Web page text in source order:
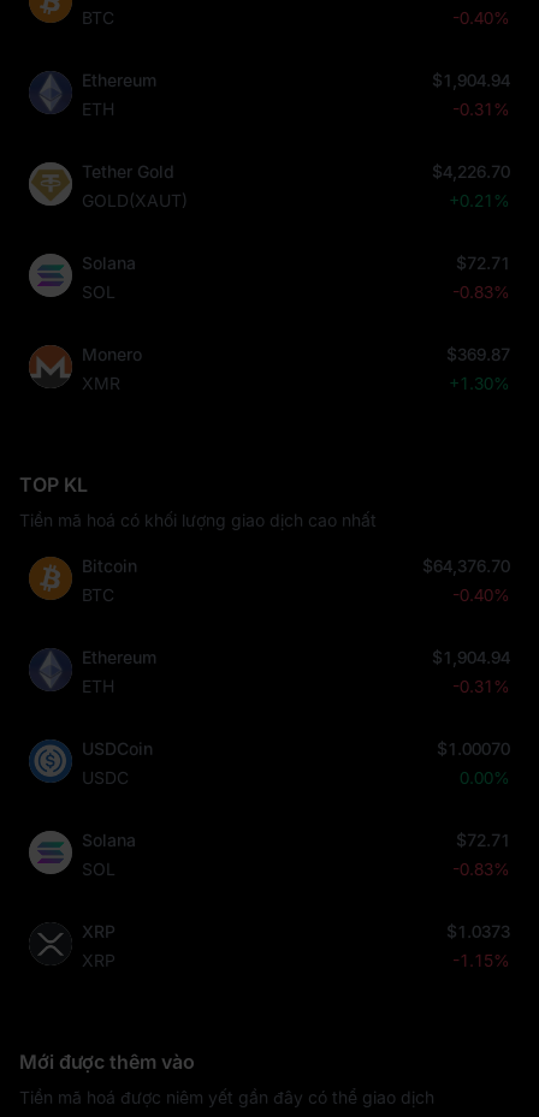
BTC
-0.40%
Ethereum
ETH
$1,904.94
-0.31%
Tether Gold
GOLD(XAUT)
$4,226.70
+0.21%
Solana
SOL
$72.71
-0.83%
Monero
XMR
$369.87
+1.30%
TOP KL
Tiền mã hoá có khối lượng giao dịch cao nhất
Bitcoin
BTC
$64,376.70
-0.40%
Ethereum
ETH
$1,904.94
-0.31%
USDCoin
USDC
$1.00070
0.00%
Solana
SOL
$72.71
-0.83%
XRP
XRP
$1.0373
-1.15%
Mới được thêm vào
Tiền mã hoá được niêm yết gần đây có thể giao dịch